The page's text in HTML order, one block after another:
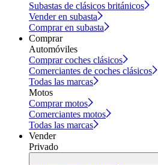
Subastas de clásicos británicos
Vender en subasta
Comprar en subasta
Comprar
Automóviles
Comprar coches clásicos
Comerciantes de coches clásicos
Todas las marcas
Motos
Comprar motos
Comerciantes motos
Todas las marcas
Vender
Privado